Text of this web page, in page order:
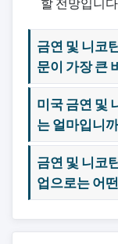
할 전망입니
금연 및 니코
문이 가장 큰
미국 금연 및
는 얼마입니
금연 및 니코
업으로는 어